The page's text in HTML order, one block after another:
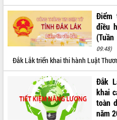
Điểm
điều
09:48)
Đắk Lắk triển khai thi hành Luật
Đắk
khai
toàn
năm